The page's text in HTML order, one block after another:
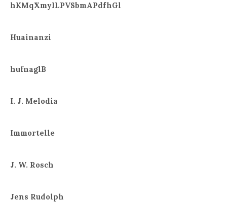
hKMqXmyILPVSbmAPdfhGl
Huainanzi
hufnaglB
I. J. Melodia
Immortelle
J. W. Rosch
Jens Rudolph